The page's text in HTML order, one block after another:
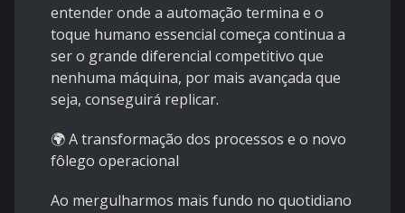
entender onde a automação termina e o
toque humano essencial começa continua a
ser o grande diferencial competitivo que
nenhuma máquina, por mais avançada que
seja, conseguirá replicar.
🌍 A transformação dos processos e o novo
fôlego operacional
Ao mergulharmos mais fundo no quotidiano